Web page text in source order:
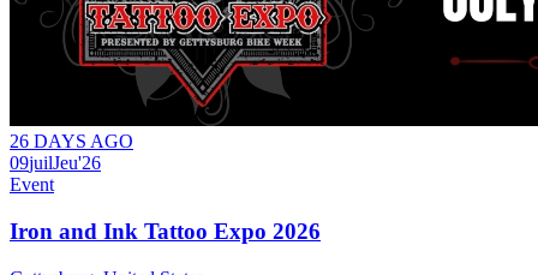
26 DAYS AGO
09juilJeu'26
Event
Iron and Ink Tattoo Expo 2026